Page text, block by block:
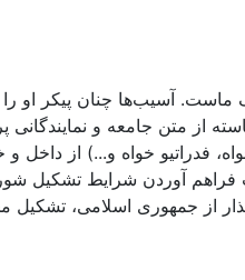
ماست. آسیب‌ها چنان پیکر
از متن جامعه و
فدراتیو خواه و...) از داخل
آوردن شرایط تشکیل
از جمهوری اسلامی،